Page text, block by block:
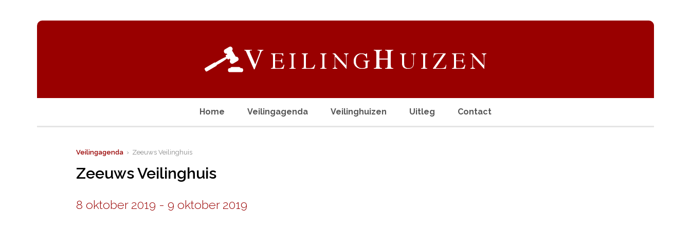
Home Veilingagenda Veilinghuizen Uitleg Contact
Veilingagenda › Zeeuws Veilinghuis
Zeeuws Veilinghuis
8 oktober 2019 - 9 oktober 2019